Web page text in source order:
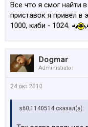
Все что я смог найти
приставок я привел в
1000, киби - 1024.
Dogmar
Administrator
24 окт 2010
s60;1140514 сказал(а):